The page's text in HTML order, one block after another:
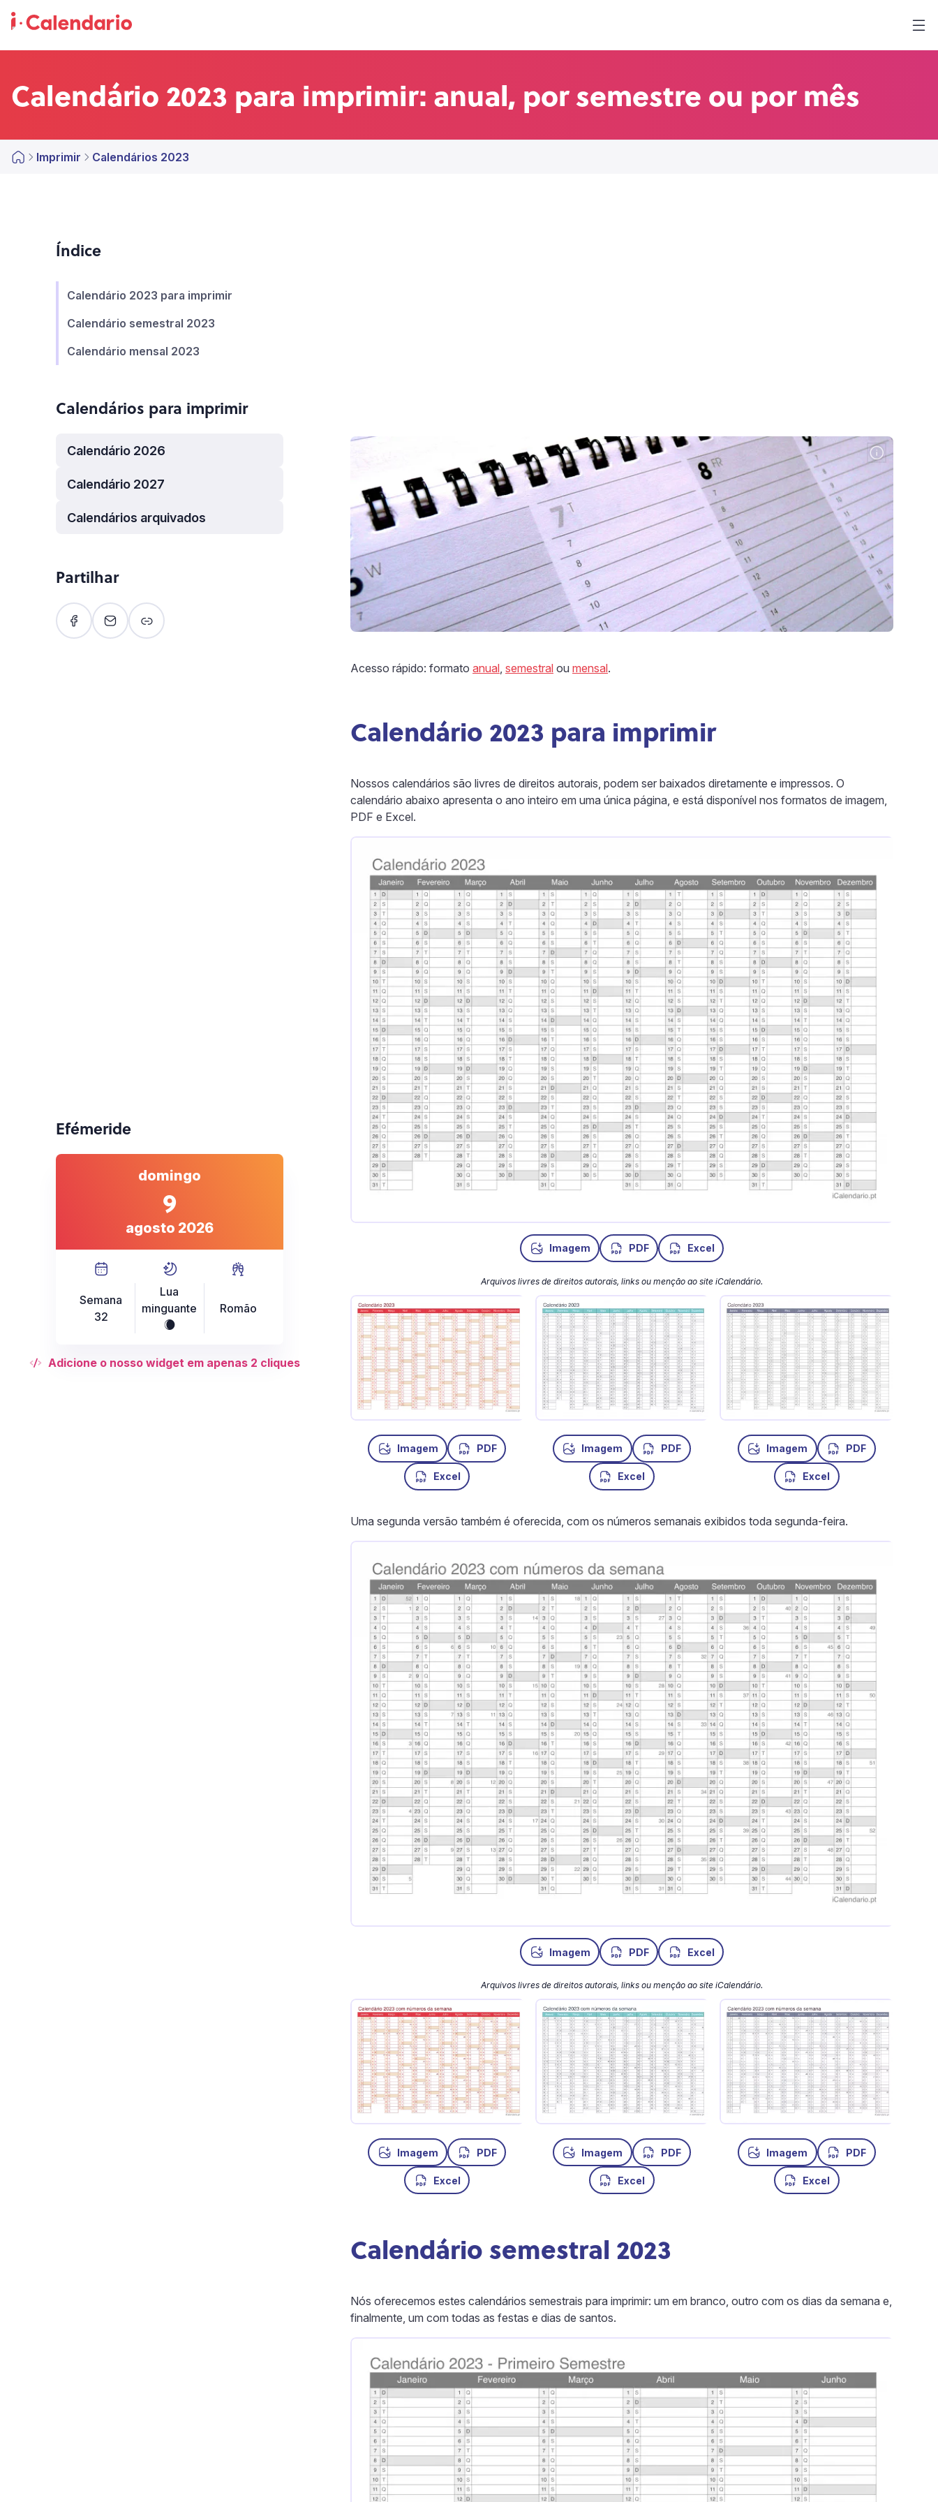
Calendário 2023 para imprimir: anual, por semestre ou por mês
Imprimir Calendários 2023
Acesso rápido: formato anual, semestral ou mensal.
Calendário 2023 para imprimir
Nossos calendários são livres de direitos autorais, podem ser baixados diretamente e impressos. O
calendário abaixo apresenta o ano inteiro em uma única página, e está disponível nos formatos de imagem,
PDF e Excel.
Imagem PDF Excel
Arquivos livres de direitos autorais, links ou menção ao site iCalendário.
Imagem PDF
Excel
Imagem PDF
Excel
Imagem PDF
Excel
Uma segunda versão também é oferecida, com os números semanais exibidos toda segunda-feira.
Imagem PDF Excel
Arquivos livres de direitos autorais, links ou menção ao site iCalendário.
Imagem PDF
Excel
Imagem PDF
Excel
Imagem PDF
Excel
Calendário semestral 2023
Nós oferecemos estes calendários semestrais para imprimir: um em branco, outro com os dias da semana e,
finalmente, um com todas as festas e dias de santos.
Índice
Calendário 2023 para imprimir
Calendário semestral 2023
Calendário mensal 2023
Calendários para imprimir
Calendário 2026
Calendário 2027
Calendários arquivados
Partilhar
Efémeride
domingo
9
agosto 2026
Semana
32
Lua
minguante
X
Romão
Adicione o nosso widget em apenas 2 cliques